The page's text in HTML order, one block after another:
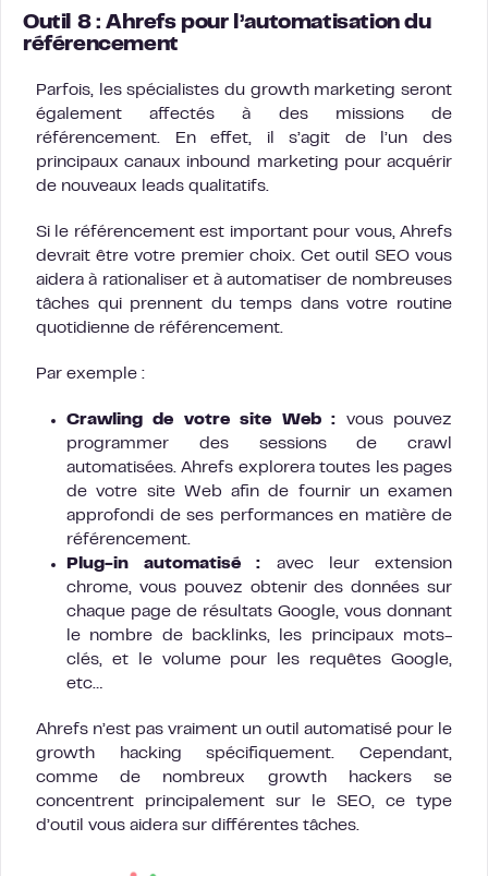
Outil 8 : Ahrefs pour l’automatisation du
référencement
Parfois, les spécialistes du growth marketing seront
également affectés à des missions de
référencement. En effet, il s’agit de l’un des
principaux canaux inbound marketing pour acquérir
de nouveaux leads qualitatifs.
Si le référencement est important pour vous, Ahrefs
devrait être votre premier choix. Cet outil SEO vous
aidera à rationaliser et à automatiser de nombreuses
tâches qui prennent du temps dans votre routine
quotidienne de référencement.
Par exemple :
Crawling de votre site Web : vous pouvez
programmer des sessions de crawl
automatisées. Ahrefs explorera toutes les pages
de votre site Web afin de fournir un examen
approfondi de ses performances en matière de
référencement.
Plug-in automatisé : avec leur extension
chrome, vous pouvez obtenir des données sur
chaque page de résultats Google, vous donnant
le nombre de backlinks, les principaux mots-
clés, et le volume pour les requêtes Google,
etc…
Ahrefs n’est pas vraiment un outil automatisé pour le
growth hacking spécifiquement. Cependant,
comme de nombreux growth hackers se
concentrent principalement sur le SEO, ce type
d’outil vous aidera sur différentes tâches.